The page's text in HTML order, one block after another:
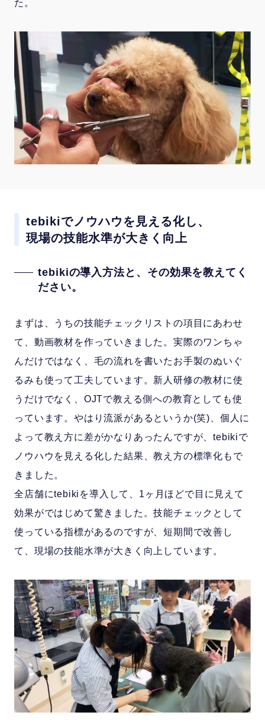
た。
tebikiでノウハウを見える化し、
現場の技能水準が大きく向上
tebikiの導入方法と、その効果を教えてく
ださい。
まずは、うちの技能チェックリストの項目にあわせ
て、動画教材を作っていきました。実際のワンちゃ
んだけではなく、毛の流れを書いたお手製のぬいぐ
るみも使って工夫しています。新人研修の教材に使
うだけでなく、OJTで教える側への教育としても使
っています。やはり流派があるというか(笑)、個人に
よって教え方に差がかなりあったんですが、tebikiで
ノウハウを見える化した結果、教え方の標準化もで
きました。
全店舗にtebikiを導入して、1ヶ月ほどで目に見えて
効果がではじめて驚きました。技能チェックとして
使っている指標があるのですが、短期間で改善し
て、現場の技能水準が大きく向上しています。